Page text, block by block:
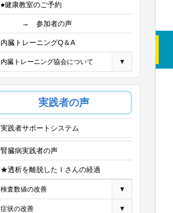
●健康教室のご予約
→ 参加者の声
内臓トレーニングQ＆A
内臓トレーニング協会について ▼
実践者の声
実践者サポートシステム
腎臓病実践者の声
★透析を離脱したＩさんの経過
検査数値の改善 ▼
症状の改善 ▼